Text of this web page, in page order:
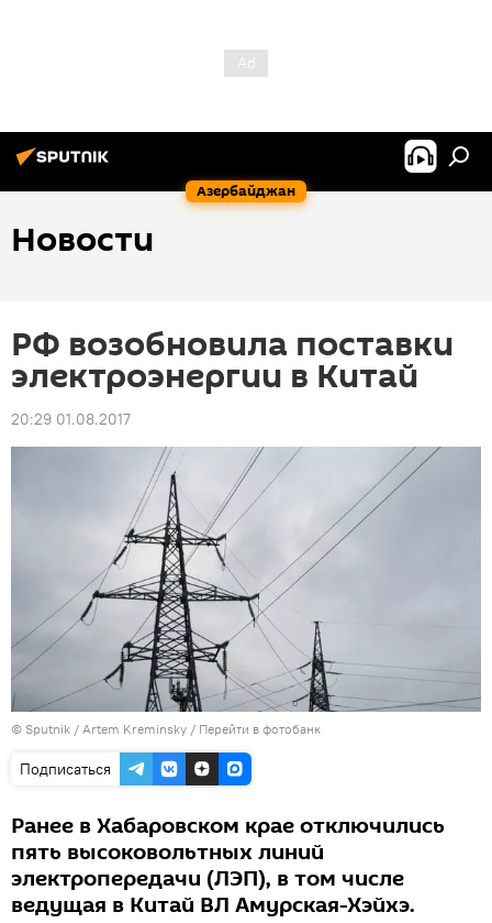
Азербайджан
Новости
РФ возобновила поставки
электроэнергии в Китай
20:29 01.08.2017
© Sputnik / Artem Kreminsky / Перейти в фотобанк
Подписаться
Ранее в Хабаровском крае отключились
пять высоковольтных линий
электропередачи (ЛЭП), в том числе
ведущая в Китай ВЛ Амурская-Хэйхэ.